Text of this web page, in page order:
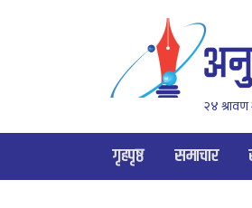
२४
गृहपृष्ठ समाचार